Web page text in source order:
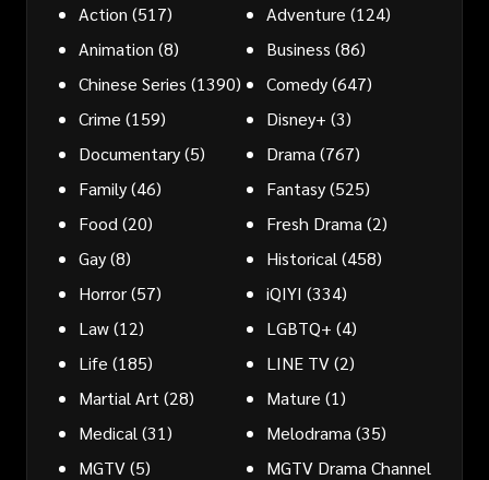
Action (517) Adventure (124)
Animation (8) Business (86)
Chinese Series (1390) Comedy(647)
Crime (159) Disney+ (3)
Documentary(5) Drama (767)
Family(46) Fantasy(525)
Food (20) Fresh Drama (2)
Gay(8) Historical (458)
Horror(57) iQIYI (334)
Law(12) LGBTQ+ (4)
Life (185) LINE TV(2)
Martial Art (28) Mature (1)
Medical (31) Melodrama (35)
MGTV(5)
MGTV Drama Channel